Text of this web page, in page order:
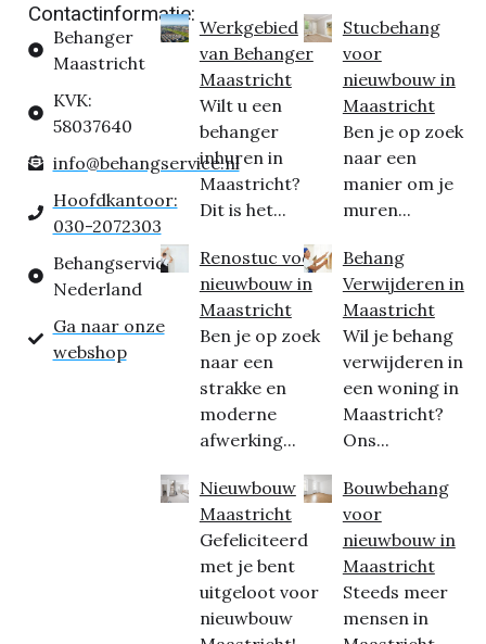
Contactinformatie:
Behanger
Maastricht
KVK:
58037640
info@behangservice.nl
Hoofdkantoor:
030-2072303
Behangservice
Nederland
Ga naar onze
webshop
Werkgebied
van Behanger
Maastricht
Wilt u een
behanger
inhuren in
Maastricht?
Dit is het...
Renostuc voor
nieuwbouw in
Maastricht
Ben je op zoek
naar een
strakke en
moderne
afwerking...
Nieuwbouw
Maastricht
Gefeliciteerd
met je bent
uitgeloot voor
nieuwbouw
Stucbehang
voor
nieuwbouw in
Maastricht
Ben je op zoek
naar een
manier om je
muren...
Behang
Verwijderen in
Maastricht
Wil je behang
verwijderen in
een woning in
Maastricht?
Ons...
Bouwbehang
voor
nieuwbouw in
Maastricht
Steeds meer
mensen in